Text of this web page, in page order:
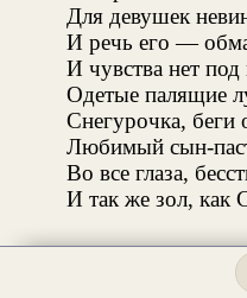
Для девушек
И речь его —
И чувства нет
Одетые палящие
Снегурочка, беги
Любимый сын-
Во все глаза,
И так же зол, как